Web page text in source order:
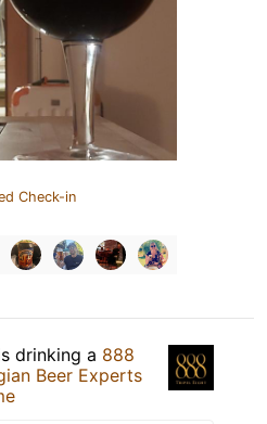
Check-in
drinking a 888
Beer Experts